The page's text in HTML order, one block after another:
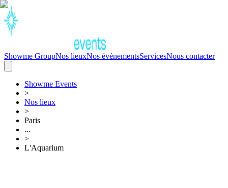
Showme GroupNos lieuxNos événementsServicesNous contacter
Showme Events
>
Nos lieux
>
Paris
...
>
L'Aquarium